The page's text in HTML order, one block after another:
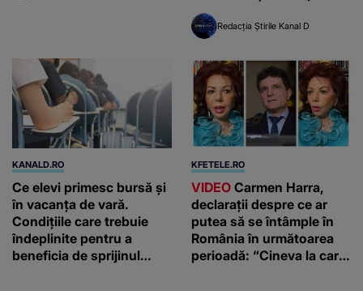
Redacția Știrile Kanal D
KANALD.RO
Ce elevi primesc bursă și
în vacanța de vară.
Condițiile care trebuie
îndeplinite pentru a
beneficia de sprijinul
KFETELE.RO
VIDEO Carmen Harra,
declarații despre ce ar
putea să se întâmple în
România în următoarea
perioadă: “Cineva la care